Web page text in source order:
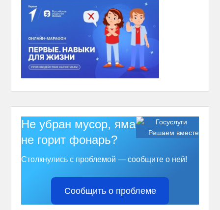
Решаем вместе
Не убран мусор, яма на дороге,
не горит фонарь?
Столкнулись с проблемой — сообщите о ней!
Сообщить о проблеме